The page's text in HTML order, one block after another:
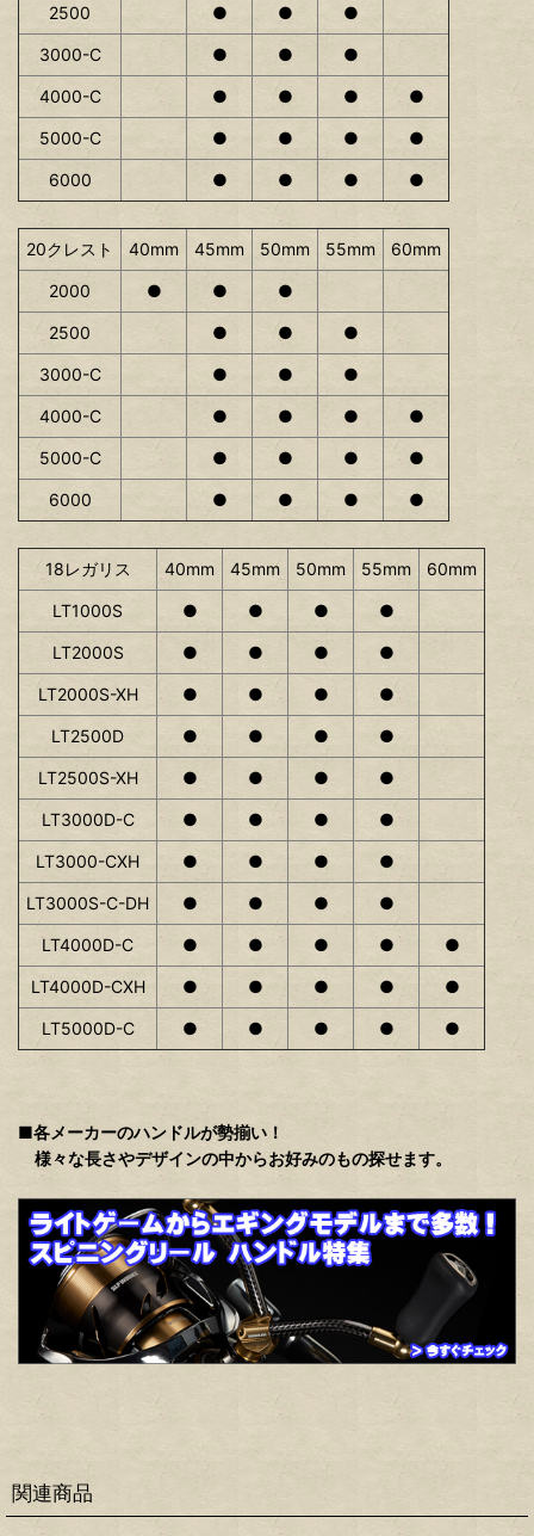
2500 ● ● ●
3000-C ● ● ●
4000-C ● ● ● ●
5000-C ● ● ● ●
6000 ● ● ● ●
20クレスト 40mm 45mm 50mm 55mm 60mm
2000 ● ● ●
2500 ● ● ●
3000-C ● ● ●
4000-C ● ● ● ●
5000-C ● ● ● ●
6000 ● ● ● ●
18レガリス 40mm 45mm 50mm 55mm 60mm
LT1000S ● ● ● ●
LT2000S ● ● ● ●
LT2000S-XH ● ● ● ●
LT2500D ● ● ● ●
LT2500S-XH ● ● ● ●
LT3000D-C ● ● ● ●
LT3000-CXH ● ● ● ●
LT3000S-C-DH ● ● ● ●
LT4000D-C ● ● ● ● ●
LT4000D-CXH ● ● ● ● ●
LT5000D-C ● ● ● ● ●
■各メーカーのハンドルが勢揃い！
様々な長さやデザインの中からお好みのもの探せます。
関連商品